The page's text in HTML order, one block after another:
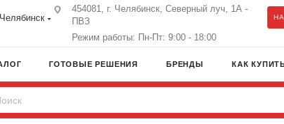
Челябинск
454081, г. Челябинск, Северный луч, 1А -
ПВЗ
Режим работы: Пн-Пт: 9:00 - 18:00
ГОТОВЫЕ РЕШЕНИЯ БРЕНДЫ КАК